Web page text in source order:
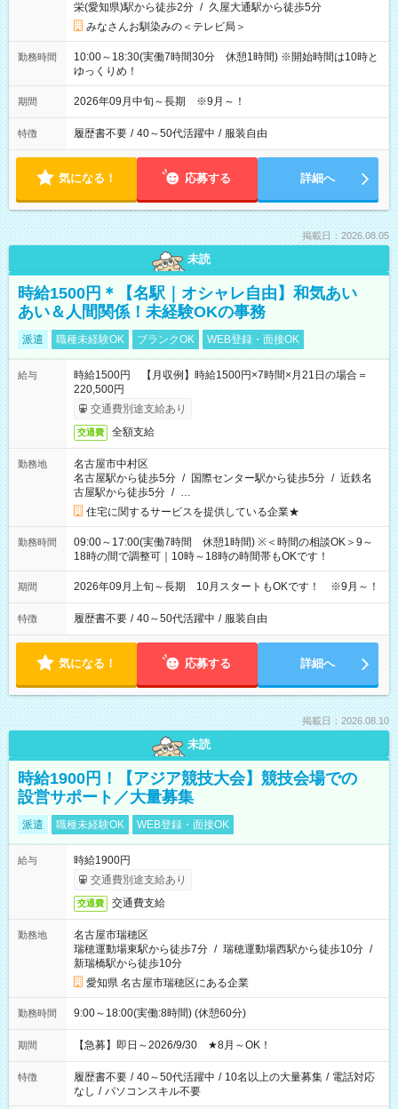
栄(愛知県)駅から徒歩2分 / 久屋大通駅から徒歩5分
みなさんお馴染みの＜テレビ局＞
勤務時間
10:00～18:30(実働7時間30分 休憩1時間) ※開始時間は10時と
ゆっくりめ！
期間 2026年09月中旬～長期 ※9月～！
特徴 履歴書不要 / 40～50代活躍中 / 服装自由
気になる！ 応募する 詳細へ
掲載日：2026.08.05
未読
時給1500円＊【名駅｜オシャレ自由】和気あい
あい＆人間関係！未経験OKの事務
派遣 職種未経験OK ブランクOK WEB登録・面接OK
給与
時給1500円 【月収例】時給1500円×7時間×月21日の場合＝
220,500円
交通費別途支給あり
交通費 全額支給
勤務地
名古屋市中村区
名古屋駅から徒歩5分 / 国際センター駅から徒歩5分 / 近鉄名
古屋駅から徒歩5分 / …
住宅に関するサービスを提供している企業★
勤務時間
09:00～17:00(実働7時間 休憩1時間) ※＜時間の相談OK＞9～
18時の間で調整可｜10時～18時の時間帯もOKです！
期間 2026年09月上旬～長期 10月スタートもOKです！ ※9月～！
特徴 履歴書不要 / 40～50代活躍中 / 服装自由
気になる！ 応募する 詳細へ
掲載日：2026.08.10
未読
時給1900円！【アジア競技大会】競技会場での
設営サポート／大量募集
派遣 職種未経験OK WEB登録・面接OK
給与
時給1900円
交通費別途支給あり
交通費 交通費支給
勤務地
名古屋市瑞穂区
瑞穂運動場東駅から徒歩7分 / 瑞穂運動場西駅から徒歩10分 /
新瑞橋駅から徒歩10分
愛知県 名古屋市瑞穂区にある企業
勤務時間 9:00～18:00(実働:8時間) (休憩60分)
期間 【急募】即日～2026/9/30 ★8月～OK！
特徴 履歴書不要 / 40～50代活躍中 / 10名以上の大量募集 / 電話対応
なし / パソコンスキル不要